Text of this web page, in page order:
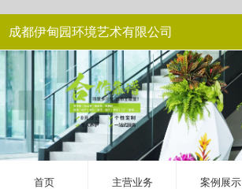
成都伊甸园环境艺术有限公司
首页 主营业务 案例展示